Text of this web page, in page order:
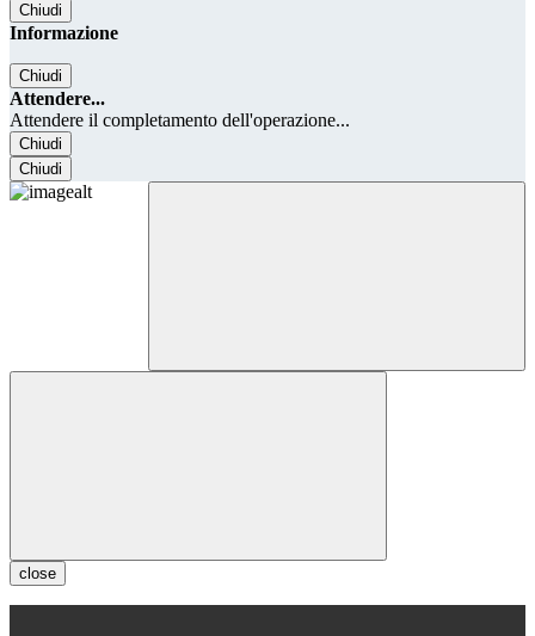
Chiudi
Informazione
Chiudi
Attendere...
Attendere il completamento dell'operazione...
Chiudi
Chiudi
close